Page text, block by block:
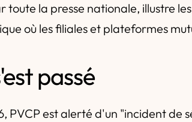
toute la presse nationale, illustre
où les filiales et plateformes
passé
PVCP est alerté d'un "incident de